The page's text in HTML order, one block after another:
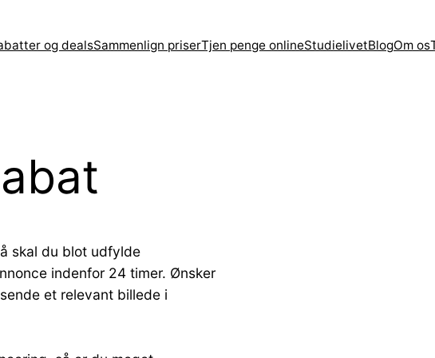
og dealsSammenlign priserTjen penge onlineStudielivetBlogOm os
skal du blot udfylde
indenfor 24 timer. Ønsker
et relevant billede i